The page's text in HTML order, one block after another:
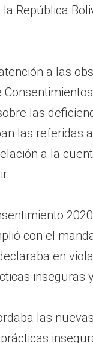
República
a las
las
las referidas
a la
con el
en
inseguras
las